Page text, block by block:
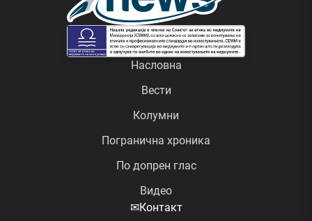
Насловна
Вести
Колумни
Погранична хроника
По допрен глас
Видео
✉Контакт